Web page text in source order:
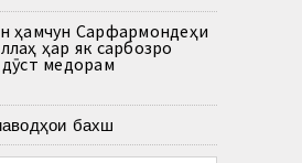
ҳамчун Сарфармондеҳи
ҳар як сарбозро
медорам
бахш